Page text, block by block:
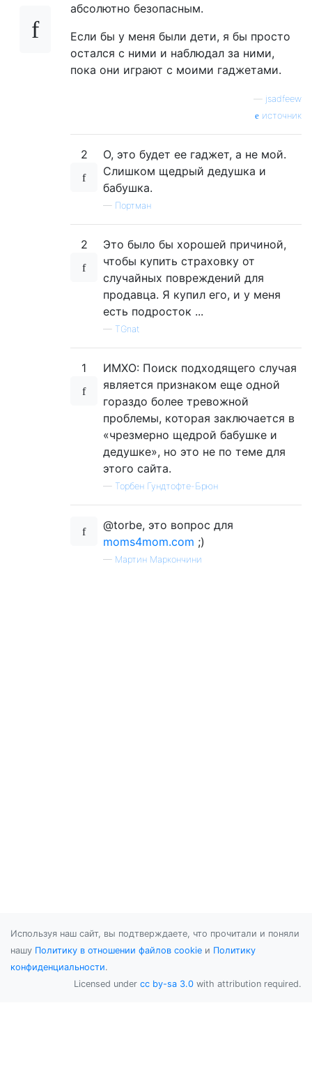
абсолютно безопасным.
Если бы у меня были дети, я бы просто
остался с ними и наблюдал за ними,
пока они играют с моими гаджетами.
jsadfeew
источник
2
О, это будет ее гаджет, а не мой.
Слишком щедрый дедушка и
бабушка.
— Портман
2
Это было бы хорошей причиной,
чтобы купить страховку от
случайных повреждений для
продавца. Я купил его, и у меня
есть подросток ...
— TGnat
1
ИМХО: Поиск подходящего случая
является признаком еще одной
гораздо более тревожной
проблемы, которая заключается в
«чрезмерно щедрой бабушке и
дедушке», но это не по теме для
этого сайта.
— Торбен Гундтофте-Брюн
@torbe, это вопрос для
moms4mom.com ;)
— Мартин Маркончини
Используя наш сайт, вы подтверждаете, что прочитали и поняли
нашу Политику в отношении файлов cookie и Политику
конфиденциальности.
Licensed under cc by-sa 3.0 with attribution required.